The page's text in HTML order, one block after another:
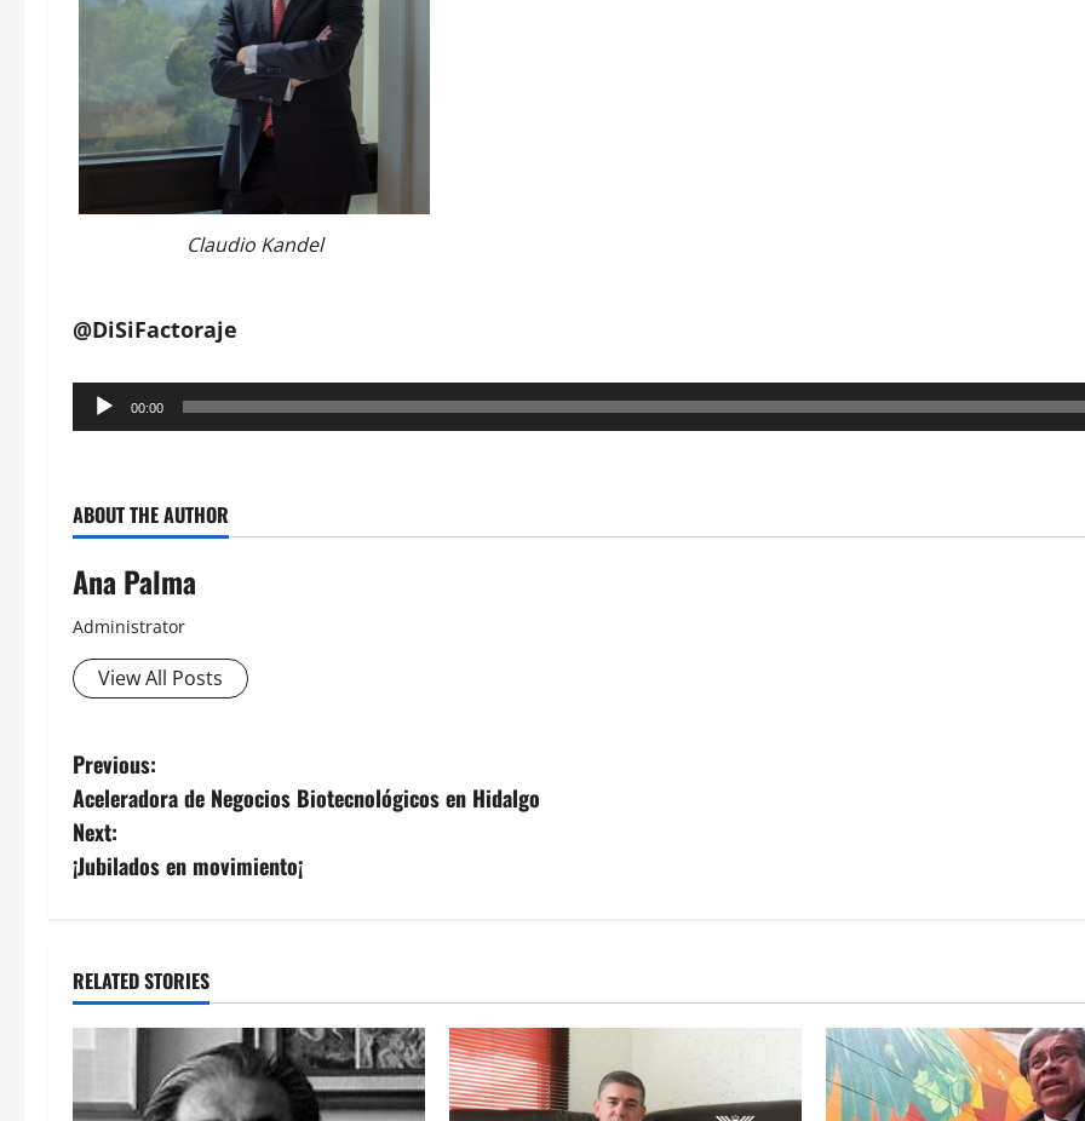
Claudio Kandel
@DiSiFactoraje
Reproductor
de
00:00
ABOUT THE AUTHOR
Ana Palma
Administrator
View All Posts
Post
navigation
Previous:
Aceleradora de Negocios Biotecnológicos en Hidalgo
Next:
¡Jubilados en movimiento¡
RELATED STORIES